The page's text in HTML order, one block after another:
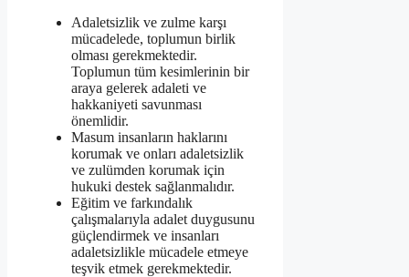
Adaletsizlik ve zulme karşı
mücadelede, toplumun birlik
olması gerekmektedir.
Toplumun tüm kesimlerinin bir
araya gelerek adaleti ve
hakkaniyeti savunması
önemlidir.
Masum insanların haklarını
korumak ve onları adaletsizlik
ve zulümden korumak için
hukuki destek sağlanmalıdır.
Eğitim ve farkındalık
çalışmalarıyla adalet duygusunu
güçlendirmek ve insanları
adaletsizlikle mücadele etmeye
teşvik etmek gerekmektedir.